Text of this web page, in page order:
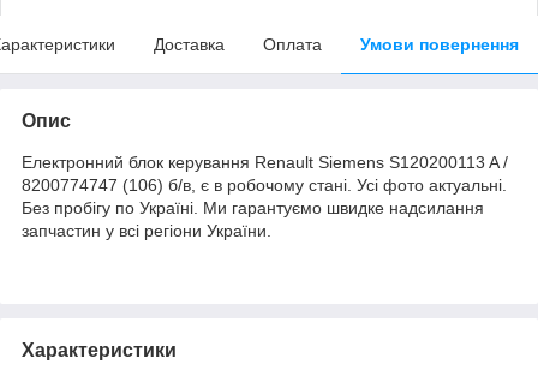
Доставка Оплата Умови повернення
Опис
Електронний блок керування Renault Siemens S120200113 A /
8200774747 (106) б/в, є в робочому стані. Усі фото актуальні.
Без пробігу по Україні. Ми гарантуємо швидке надсилання
запчастин у всі регіони України.
Характеристики